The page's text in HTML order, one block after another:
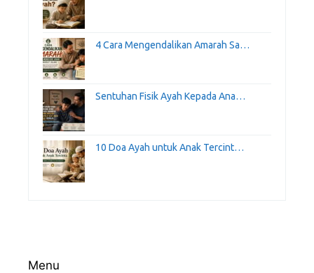
4 Cara Mengendalikan Amarah Sa…
Sentuhan Fisik Ayah Kepada Ana…
10 Doa Ayah untuk Anak Tercint…
Menu